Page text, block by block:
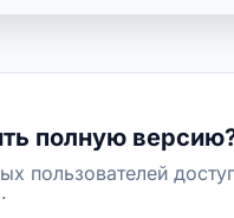
полную
пользователей